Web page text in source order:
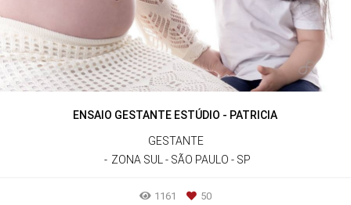
ENSAIO GESTANTE ESTÚDIO - PATRICIA
GESTANTE
ZONA SUL - SÃO PAULO - SP
1161 50